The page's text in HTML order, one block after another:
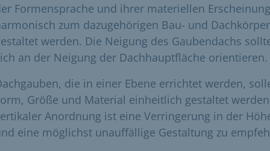
Formensprache und ihrer materiellen
zum dazugehörigen Bau- und Dachkörper
werden. Die Neigung des Gaubendachs
an der Neigung der Dachhauptfläche orientieren.
die in einer Ebene errichtet werden,
Größe und Material einheitlich gestaltet
Anordnung ist eine Verringerung in der
eine möglichst unauffällige Gestaltung zu